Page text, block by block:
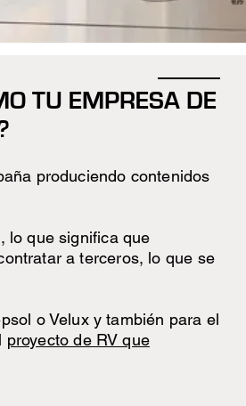
TU EMPRESA DE
produciendo contenidos
lo que significa que
a terceros, lo que se
o Velux y también para el
proyecto de RV que